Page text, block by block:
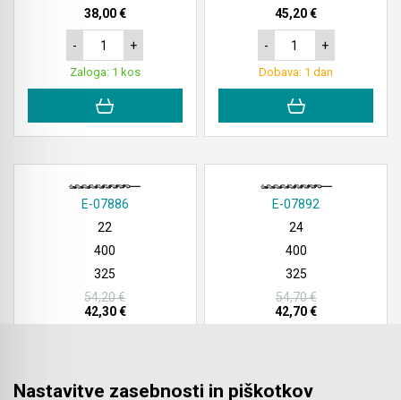
38,00 €
- +
Zaloga: 1 kos
45,20 €
- +
Dobava: 1 dan
E-07886
22
400
325
54,20 €
42,30 €
E-07892
24
400
325
54,70 €
42,70 €
Nastavitve zasebnosti in piškotkov